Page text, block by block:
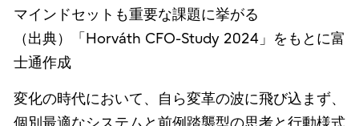
マインドセットも重要な課題に挙がる
（出典）「Horváth CFO-Study 2024」をもとに富
士通作成
変化の時代において、自ら変革の波に飛び込まず、